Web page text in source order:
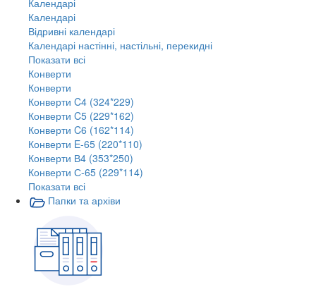
Календарі
Календарі
Відривні календарі
Календарі настінні, настільні, перекидні
Показати всі
Конверти
Конверти
Конверти C4 (324*229)
Конверти C5 (229*162)
Конверти C6 (162*114)
Конверти E-65 (220*110)
Конверти В4 (353*250)
Конверти С-65 (229*114)
Показати всі
Папки та архіви